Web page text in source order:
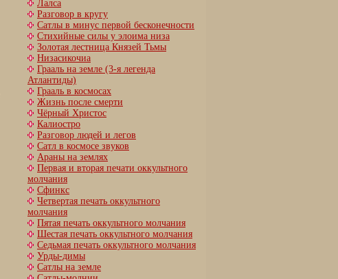
Лалса
Разговор в кругу
Сатлы в минус первой бесконечности
Стихийные силы у элоима низа
Золотая лестница Князей Тьмы
Низасикочиа
Грааль на земле (3-я легенда
Атлантиды)
Грааль в космосах
Жизнь после смерти
Чёрный Христос
Калиостро
Разговор людей и легов
Сатл в космосе звуков
Араны на землях
Первая и вторая печати оккультного
молчания
Сфинкс
Четвертая печать оккультного
молчания
Пятая печать оккультного молчания
Шестая печать оккультного молчания
Cедьмая печать оккультного молчания
Урды-димы
Сатлы на земле